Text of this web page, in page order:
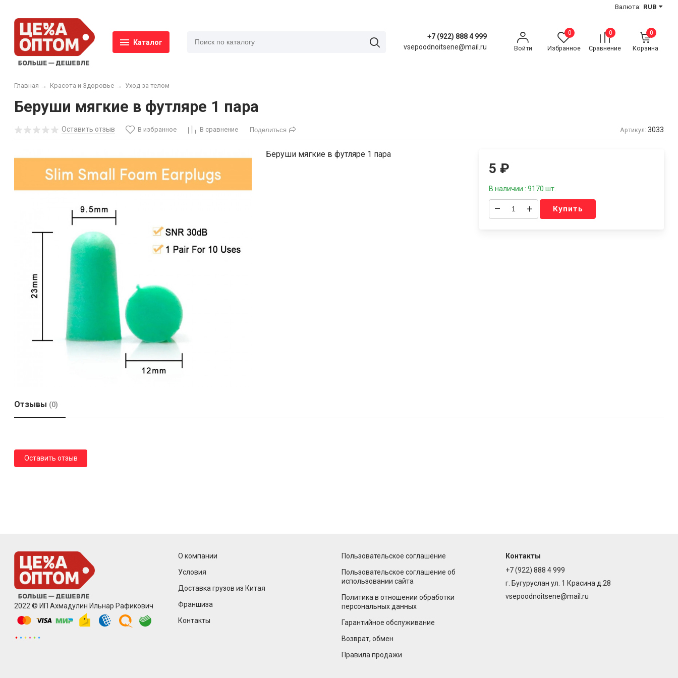
Валюта: RUB
Каталог
+7 (922) 888 4 999
vsepoodnoitsene@mail.ru
Войти
0
Избранное
0
Сравнение
0
Корзина
Главная → Красота и Здоровье → Уход за телом
Беруши мягкие в футляре 1 пара
Оставить отзыв В избранное В сравнение Поделиться Артикул: 3033
Беруши мягкие в футляре 1 пара
5₽
В наличии : 9170 шт.
– + Купить
Отзывы (0)
Оставить отзыв
2022 © ИП Ахмадулин Ильнар Рафикович
О компании
Условия
Доставка грузов из Китая
Франшиза
Контакты
Пользовательское соглашение
Пользовательское соглашение об
использовании сайта
Политика в отношении обработки
персональных данных
Гарантийное обслуживание
Возврат, обмен
Правила продажи
Контакты
+7 (922) 888 4 999
г. Бугуруслан ул. 1 Красина д.28
vsepoodnoitsene@mail.ru